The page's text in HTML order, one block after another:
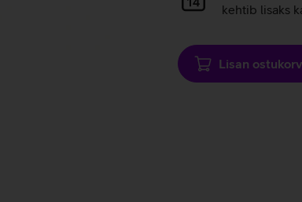
laadiminekehtib lisaks
Lisan